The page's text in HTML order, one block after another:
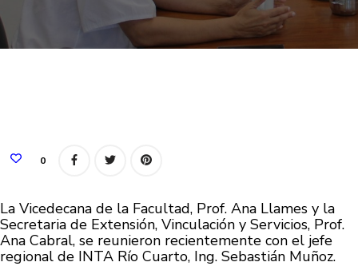
0
La Vicedecana de la Facultad, Prof. Ana Llames y la
Secretaria de Extensión, Vinculación y Servicios, Prof.
Ana Cabral, se reunieron recientemente con el jefe
regional de INTA Río Cuarto, Ing. Sebastián Muñoz.